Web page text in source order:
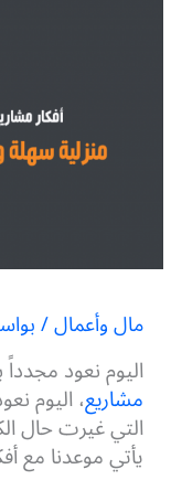
مال وأعمال/
اليوم نعود
مشاريع، اليوم
التي غيرت حال
يأتي موعدنا مع